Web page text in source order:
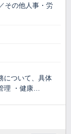
その他人事・労
について、具体
理 ・健康…